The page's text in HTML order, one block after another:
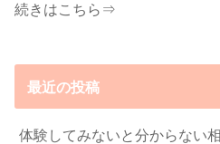
続きはこちら⇒
最近の投稿
体験してみないと分からない